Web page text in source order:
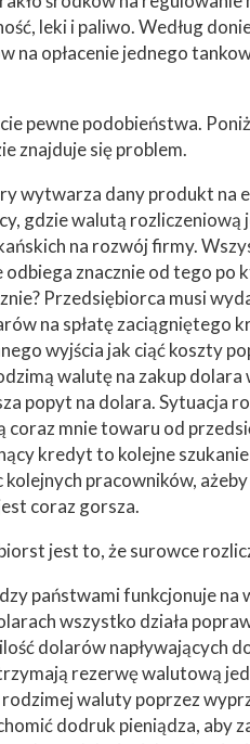
leki i paliwo. Według
na opłacenie jednego
pewne podobieństwa.
znajduje się problem.
wytwarza dany produkt na
gdzie walutą rozliczeniową
na rozwój firmy.
znacznie od tego po
Przedsiębiorca musi
na spłatę zaciągniętego
wyjścia jak ciąć koszty
walutę na zakup dolara
popyt na dolara. Sytuacja
mnie towaru od
kredyt to kolejne
pracowników, ażeby
coraz gorsza.
jest to, że surowce
państwami funkcjonuje na
wszystko działa
dolarów napływających
rezerwę walutową
waluty poprzez
dodruk pieniądza, aby